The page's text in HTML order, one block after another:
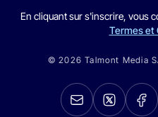
En cliquant sur s'inscrire, vous
Termes et
© 2026 Talmont Media